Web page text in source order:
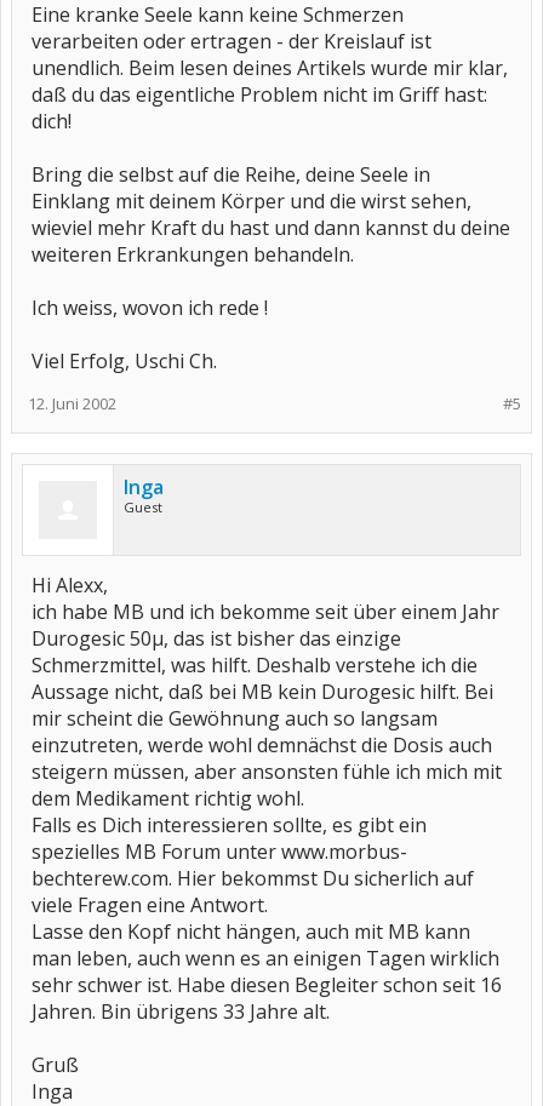
Eine kranke Seele kann keine Schmerzen
verarbeiten oder ertragen - der Kreislauf ist
unendlich. Beim lesen deines Artikels wurde mir klar,
daß du das eigentliche Problem nicht im Griff hast:
dich!
Bring die selbst auf die Reihe, deine Seele in
Einklang mit deinem Körper und die wirst sehen,
wieviel mehr Kraft du hast und dann kannst du deine
weiteren Erkrankungen behandeln.
Ich weiss, wovon ich rede !
Viel Erfolg, Uschi Ch.
#5
12. Juni 2002
Inga
Guest
Hi Alexx,
ich habe MB und ich bekomme seit über einem Jahr
Durogesic 50µ, das ist bisher das einzige
Schmerzmittel, was hilft. Deshalb verstehe ich die
Aussage nicht, daß bei MB kein Durogesic hilft. Bei
mir scheint die Gewöhnung auch so langsam
einzutreten, werde wohl demnächst die Dosis auch
steigern müssen, aber ansonsten fühle ich mich mit
dem Medikament richtig wohl.
Falls es Dich interessieren sollte, es gibt ein
spezielles MB Forum unter www.morbus-
bechterew.com. Hier bekommst Du sicherlich auf
viele Fragen eine Antwort.
Lasse den Kopf nicht hängen, auch mit MB kann
man leben, auch wenn es an einigen Tagen wirklich
sehr schwer ist. Habe diesen Begleiter schon seit 16
Jahren. Bin übrigens 33 Jahre alt.
Gruß
Inga